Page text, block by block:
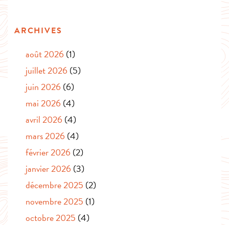
ARCHIVES
août 2026 (1)
juillet 2026 (5)
juin 2026 (6)
mai 2026 (4)
avril 2026 (4)
mars 2026 (4)
février 2026 (2)
janvier 2026 (3)
décembre 2025 (2)
novembre 2025 (1)
octobre 2025 (4)